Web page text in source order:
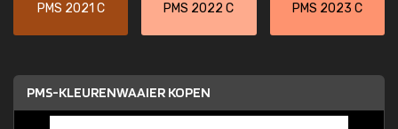
PMS 2021 C PMS 2022 C PMS 2023 C
PMS-KLEURENWAAIER KOPEN